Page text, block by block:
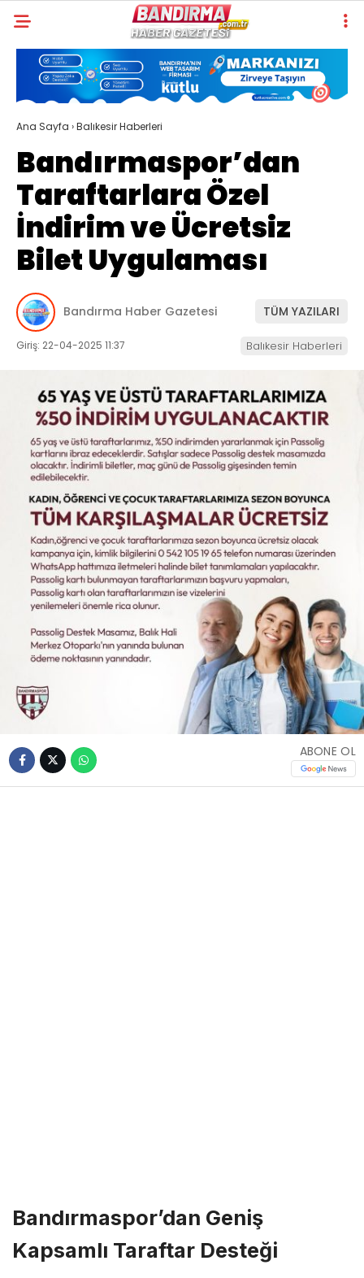
Ana Sayfa ›Balıkesir Haberleri
Bandırmaspor’dan
Taraftarlara Özel
İndirim ve Ücretsiz
Bilet Uygulaması
Bandırma Haber Gazetesi TÜM YAZILARI
Giriş: 22-04-2025 11:37 Balıkesir Haberleri
ABONE OL
Bandırmaspor’dan Geniş
Kapsamlı Taraftar Desteği